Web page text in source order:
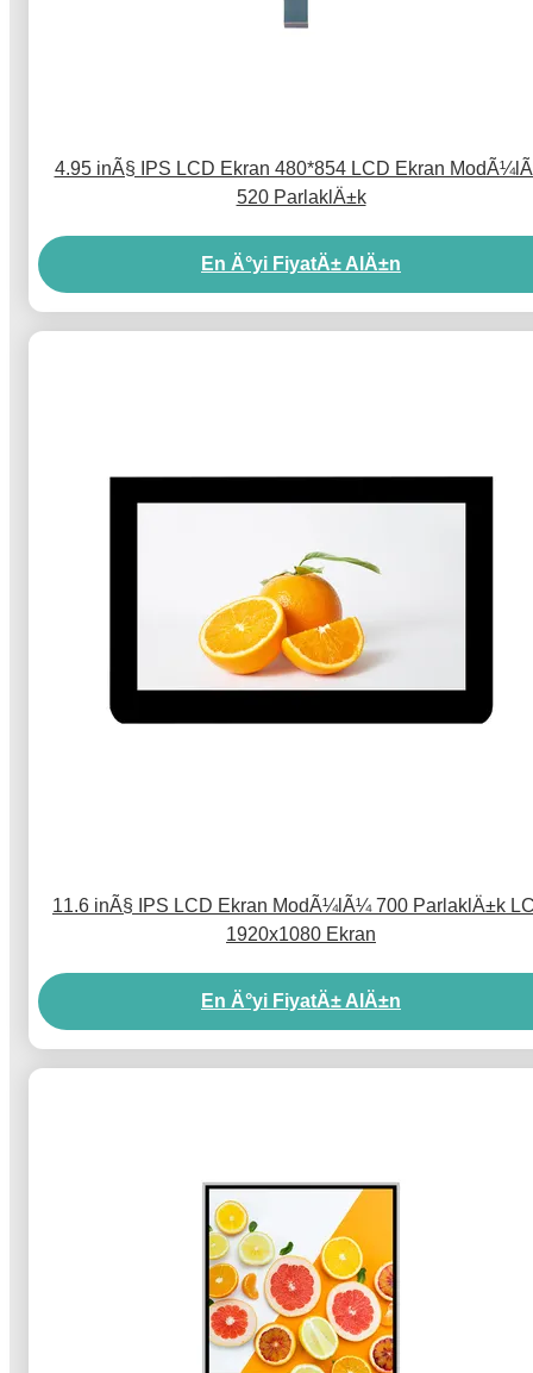
4.95 inÃ§ IPS LCD Ekran 480*854 LCD Ekran
520 ParlaklÄ±k
En Ä°yi FiyatÄ± AlÄ±n
11.6 inÃ§ IPS LCD Ekran ModÃ¼lÃ¼ 700 ParlaklÄ±k
1920x1080 Ekran
En Ä°yi FiyatÄ± AlÄ±n